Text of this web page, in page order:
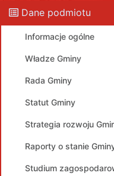
Dane podmiotu
Informacje ogólne
Władze Gminy
Rada Gminy
Statut Gminy
Strategia rozwoju
Raporty o stanie
Studium